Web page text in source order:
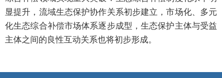
显提升，流域生态保护协作关系初步建立，市场化、多元
化生态综合补偿市场体系逐步成型，生态保护主体与受益
主体之间的良性互动关系也将初步形成。